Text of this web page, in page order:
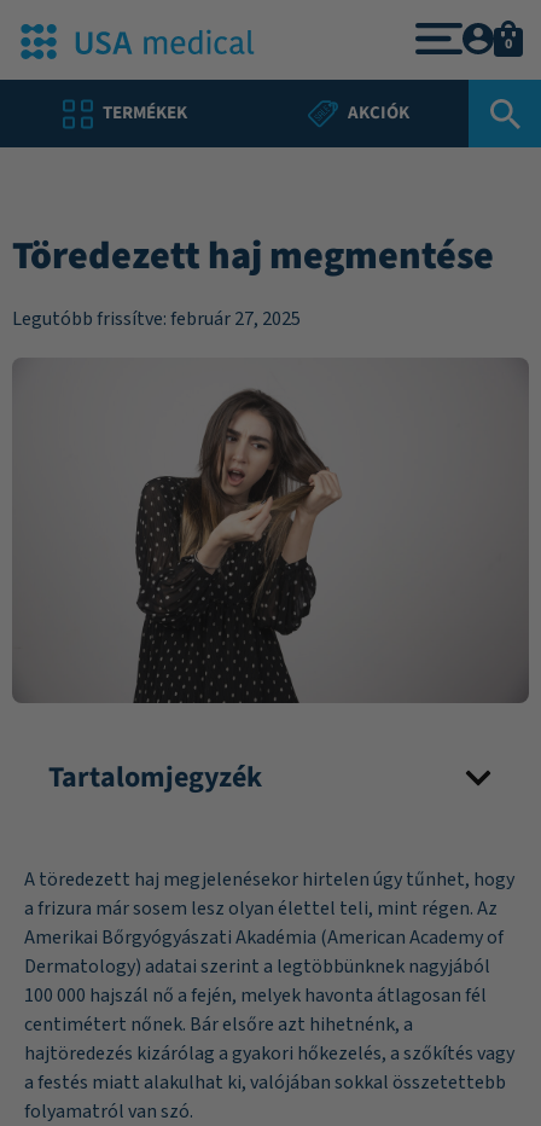
TERMÉKEK AKCIÓK
0
Töredezett haj megmentése
Legutóbb frissítve: február 27, 2025
Tartalomjegyzék
A töredezett haj megjelenésekor hirtelen úgy tűnhet, hogy
a frizura már sosem lesz olyan élettel teli, mint régen. Az
Amerikai Bőrgyógyászati Akadémia (American Academy of
Dermatology) adatai szerint a legtöbbünknek nagyjából
100 000 hajszál nő a fején, melyek havonta átlagosan fél
centimétert nőnek. Bár elsőre azt hihetnénk, a
hajtöredezés kizárólag a gyakori hőkezelés, a szőkítés vagy
a festés miatt alakulhat ki, valójában sokkal összetettebb
folyamatról van szó.